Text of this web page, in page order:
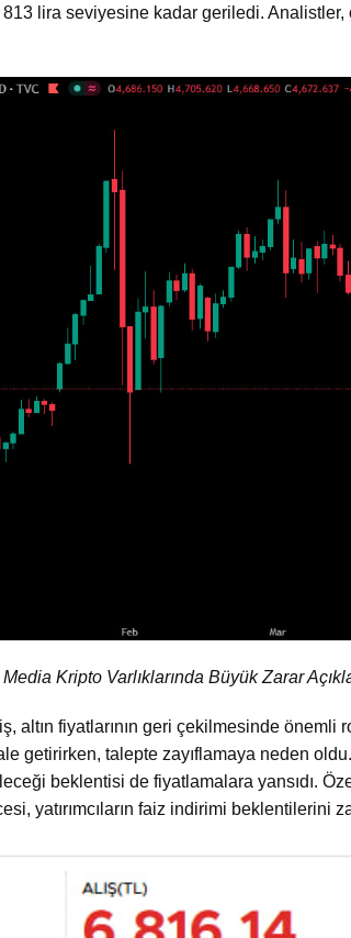
lira seviyesine kadar geriledi. Analistler,
Kripto Varlıklarında Büyük Zarar
altın fiyatlarının geri çekilmesinde önemli
getirirken, talepte zayıflamaya neden
beklentisi de fiyatlamalara yansıdı.
yatırımcıların faiz indirimi beklentilerini